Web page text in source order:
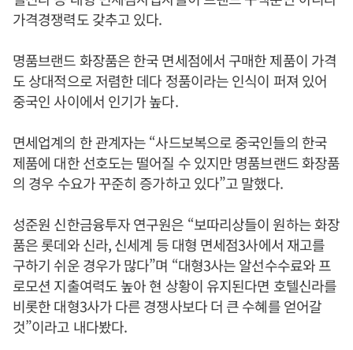
가격경쟁력도 갖추고 있다.
명품브랜드 화장품은 한국 면세점에서 구매한 제품이 가격
도 상대적으로 저렴한 데다 정품이라는 인식이 퍼져 있어
중국인 사이에서 인기가 높다.
면세업계의 한 관계자는 “사드보복으로 중국인들의 한국
제품에 대한 선호도는 떨어질 수 있지만 명품브랜드 화장품
의 경우 수요가 꾸준히 증가하고 있다”고 말했다.
성준원 신한금융투자 연구원은 “보따리상들이 원하는 화장
품은 롯데와 신라, 신세계 등 대형 면세점3사에서 재고를
구하기 쉬운 경우가 많다”며 “대형3사는 알선수수료와 프
로모션 지출여력도 높아 현 상황이 유지된다면 호텔신라를
비롯한 대형3사가 다른 경쟁사보다 더 큰 수혜를 얻어갈
것”이라고 내다봤다.